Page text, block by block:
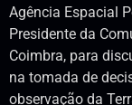
Agência Espacial
Presidente da
Coimbra, para
na tomada de
observação da